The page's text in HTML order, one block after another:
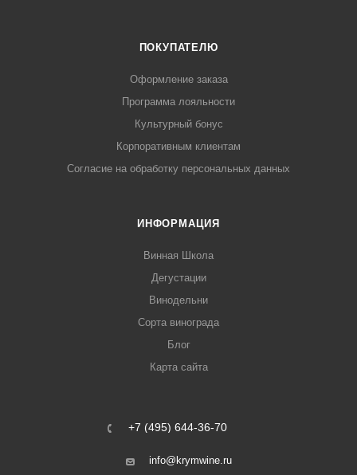
ПОКУПАТЕЛЮ
Оформление заказа
Программа лояльности
Культурный бонус
Корпоративным клиентам
Согласие на обработку персональных данных
ИНФОРМАЦИЯ
Винная Школа
Дегустации
Винодельни
Сорта винограда
Блог
Карта сайта
+7 (495) 644-36-70
info@krymwine.ru